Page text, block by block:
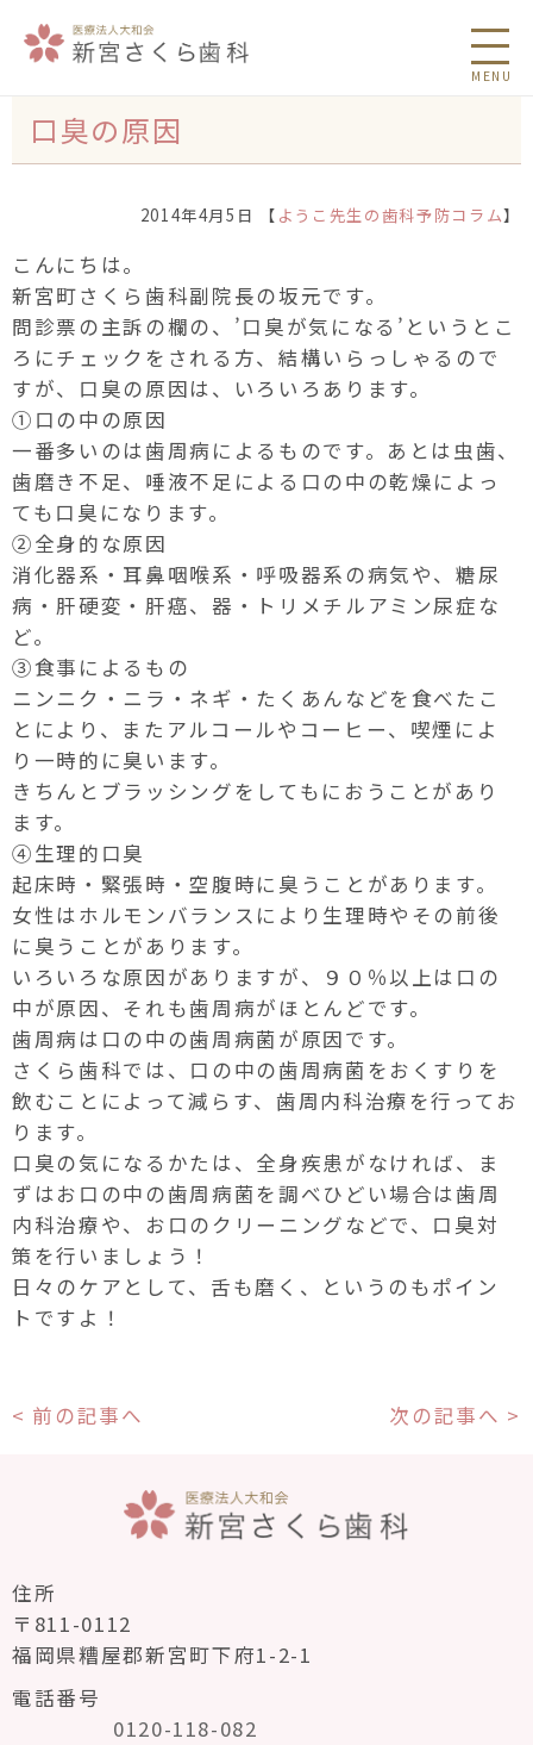
MENU
口臭の原因
2014年4月5日 【 ようこ先生の歯科予防コラム】
こんにちは。
新宮町さくら歯科副院長の坂元です。
問診票の主訴の欄の、’口臭が気になる’というとこ
ろにチェックをされる方、結構いらっしゃるので
すが、口臭の原因は、いろいろあります。
①口の中の原因
一番多いのは歯周病によるものです。あとは虫歯、
歯磨き不足、唾液不足による口の中の乾燥によっ
ても口臭になります。
②全身的な原因
消化器系・耳鼻咽喉系・呼吸器系の病気や、糖尿
病・肝硬変・肝癌、器・トリメチルアミン尿症な
ど。
③食事によるもの
ニンニク・ニラ・ネギ・たくあんなどを食べたこ
とにより、またアルコールやコーヒー、喫煙によ
り一時的に臭います。
きちんとブラッシングをしてもにおうことがあり
ます。
④生理的口臭
起床時・緊張時・空腹時に臭うことがあります。
女性はホルモンバランスにより生理時やその前後
に臭うことがあります。
いろいろな原因がありますが、９０％以上は口の
中が原因、それも歯周病がほとんどです。
歯周病は口の中の歯周病菌が原因です。
さくら歯科では、口の中の歯周病菌をおくすりを
飲むことによって減らす、歯周内科治療を行ってお
ります。
口臭の気になるかたは、全身疾患がなければ、ま
ずはお口の中の歯周病菌を調べひどい場合は歯周
内科治療や、お口のクリーニングなどで、口臭対
策を行いましょう！
日々のケアとして、舌も磨く、というのもポイン
トですよ！
< 前の記事へ 次の記事へ >
住所
〒811-0112
福岡県糟屋郡新宮町下府1-2-1
電話番号
0120-118-082